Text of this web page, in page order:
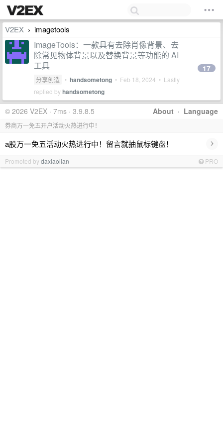
V2EX › imagetools
ImageTools：一款具有去除肖像背景、去
除常见物体背景以及替换背景等功能的 AI
工具
分享创造 • handsometong • Feb 18, 2024 • Lastly
replied byhandsometong
17
About · Language
© 2026 V2EX · 7ms · 3.9.8.5
券商万一免五开户活动火热进行中！
a股万一免五活动火热进行中！留言就抽鼠标键盘！ ›
Promoted bydaxiaolian PRO